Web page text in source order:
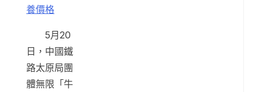
養價格
5月20
日，中國鐵
路太原局團
體無限「牛